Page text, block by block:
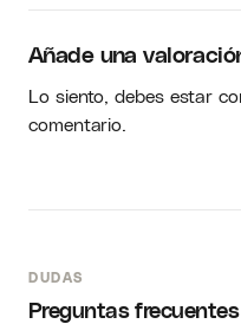
Añade una
Lo siento, debes estar
comentario.
DUDAS
Preguntas frecuentes